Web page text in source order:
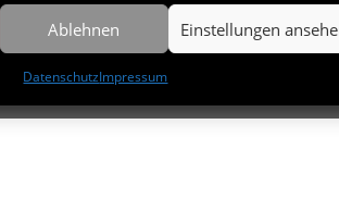
Ablehnen Einstellungen
DatenschutzImpressum